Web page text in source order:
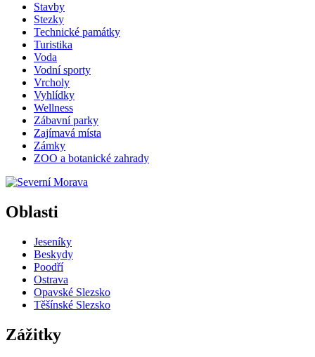
Stavby
Stezky
Technické památky
Turistika
Voda
Vodní sporty
Vrcholy
Vyhlídky
Wellness
Zábavní parky
Zajímavá místa
Zámky
ZOO a botanické zahrady
Oblasti
Jeseníky
Beskydy
Poodří
Ostrava
Opavské Slezsko
Těšínské Slezsko
Zážitky